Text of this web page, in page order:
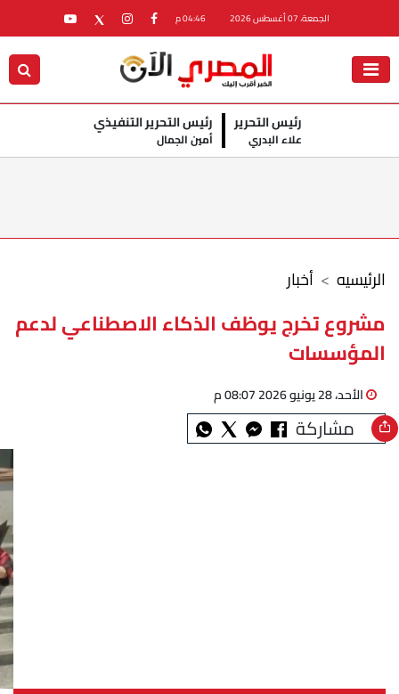
الجمعة، 07 أغسطس 2026
رئيس التحرير
علاء البدري
رئيس التحرير التنفيذي
أمين الجمال
أخبار الرئيسيه
مشروع تخرج يوظف الذكاء الاصطناعي لدعم
المؤسسات
الأحد، 28 يونيو 2026 08:07 م
مشاركة